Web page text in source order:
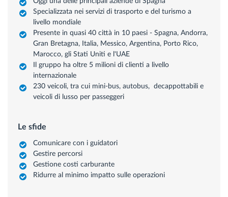
Specializzata nei servizi di trasporto e del turismo a
livello mondiale
Presente in quasi 40 città in 10 paesi - Spagna, Andorra,
Gran Bretagna, Italia, Messico, Argentina, Porto Rico,
Marocco, gli Stati Uniti e l'UAE
Il gruppo ha oltre 5 milioni di clienti a livello
internazionale
230 veicoli, tra cui mini-bus, autobus, decappottabili e
veicoli di lusso per passeggeri
Le sfide
Comunicare con i guidatori
Gestire percorsi
Gestione costi carburante
Ridurre al minimo impatto sulle operazioni